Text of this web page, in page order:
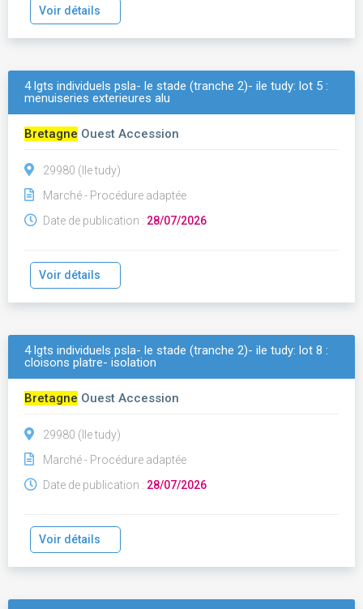
Voir détails
4 lgts individuels psla- le stade (tranche 2)- ile tudy: lot 5 :
menuiseries exterieures alu
Bretagne Ouest Accession
29980 (Ile tudy)
Marché - Procédure adaptée
Date de publication : 28/07/2026
Voir détails
4 lgts individuels psla- le stade (tranche 2)- ile tudy: lot 8 :
cloisons platre- isolation
Bretagne Ouest Accession
29980 (Ile tudy)
Marché - Procédure adaptée
Date de publication : 28/07/2026
Voir détails